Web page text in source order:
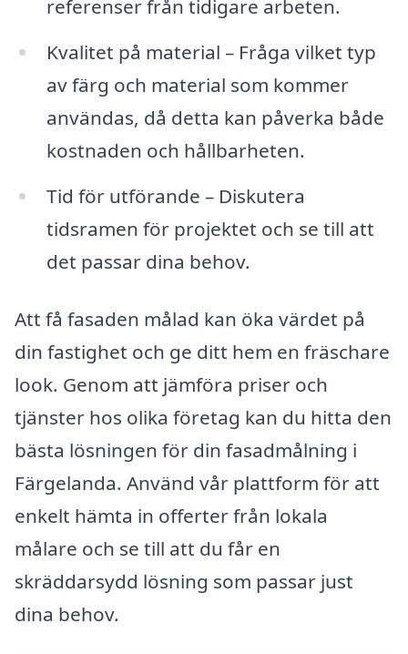
referenser från tidigare arbeten.
Kvalitet på material – Fråga vilket typ
av färg och material som kommer
användas, då detta kan påverka både
kostnaden och hållbarheten.
Tid för utförande – Diskutera
tidsramen för projektet och se till att
det passar dina behov.
Att få fasaden målad kan öka värdet på
din fastighet och ge ditt hem en fräschare
look. Genom att jämföra priser och
tjänster hos olika företag kan du hitta den
bästa lösningen för din fasadmålning i
Färgelanda. Använd vår plattform för att
enkelt hämta in offerter från lokala
målare och se till att du får en
skräddarsydd lösning som passar just
dina behov.